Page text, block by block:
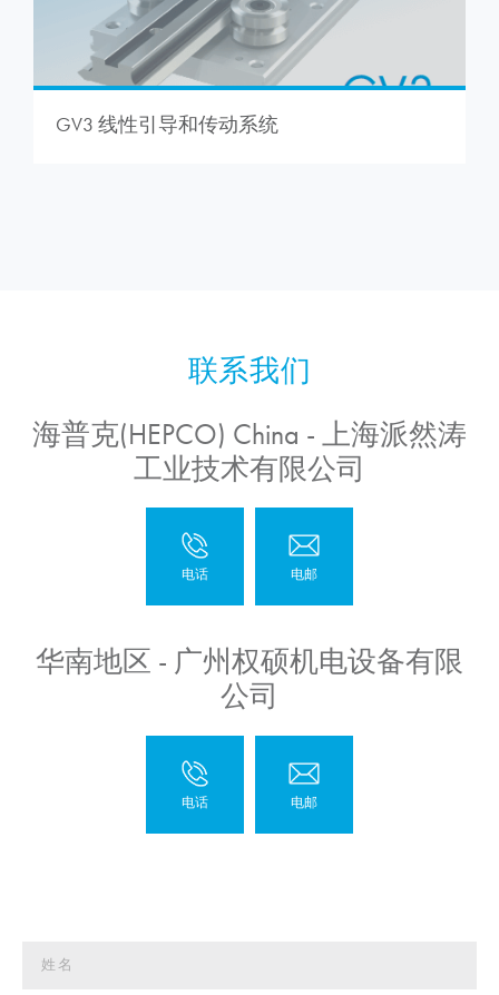
GV3 线性引导和传动系统
海普克(HEPCO) China - 上海派然涛
工业技术有限公司
华南地区 - 广州权硕机电设备有限
公司